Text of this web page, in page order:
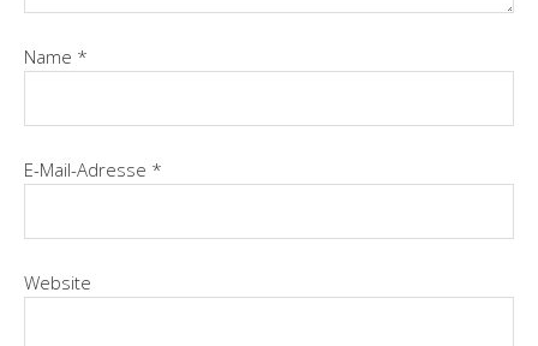
Name *
E-Mail-Adresse *
Website